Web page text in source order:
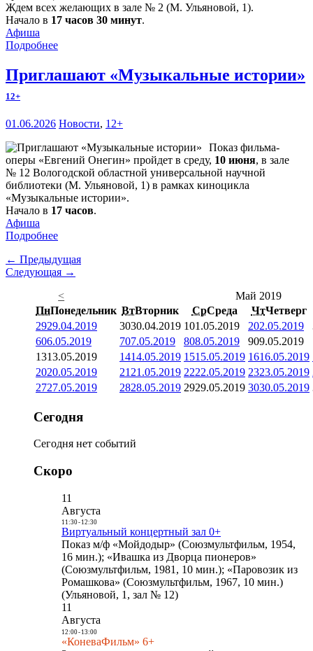
Ждем всех желающих в зале № 2 (М. Ульяновой, 1).
Начало в 17 часов 30 минут.
Афиша
Подробнее
Приглашают «Музыкальные истории»
12+
01.06.2026 Новости, 12+
Показ фильма-
оперы «Евгений Онегин» пройдет в среду, 10 июня, в зале
№ 12 Вологодской областной универсальной научной
библиотеки (М. Ульяновой, 1) в рамках киноцикла
«Музыкальные истории».
Начало в 17 часов.
Афиша
Подробнее
← Предыдущая
Следующая →
<
Май 2019
ПнПонедельник ВтВторник СрСреда ЧтЧетверг
2929.04.2019 3030.04.2019 101.05.2019 202.05.2019
606.05.2019 707.05.2019 808.05.2019 909.05.2019
1313.05.2019 1414.05.2019 1515.05.2019 1616.05.2019
2020.05.2019 21 21.05.2019 2222.05.2019 2323.05.2019
2727.05.2019 2828.05.2019 2929.05.2019 3030.05.2019
Сегодня
Сегодня нет событий
Скоро
11
Августа
11:30- 12:30
Виртуальный концертный зал 0+
Показ м/ф «Мойдодыр» (Союзмультфильм, 1954,
16 мин.); «Ивашка из Дворца пионеров»
(Союзмультфильм, 1981, 10 мин.); «Паровозик из
Ромашкова» (Союзмультфильм, 1967, 10 мин.)
(Ульяновой, 1, зал № 12)
11
Августа
12:00- 13:00
«КоневаФильм» 6+